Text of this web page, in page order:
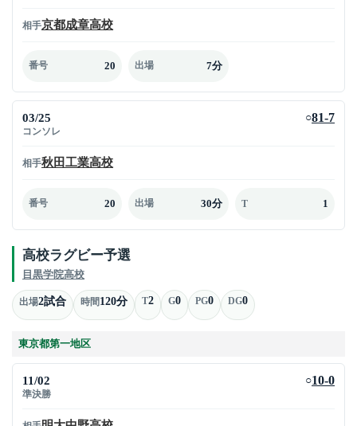
相手京都成章高校
番号 20 出場 7分
03/25
コンソレ
○81-7
相手秋田工業高校
番号 20 出場 30分 T 1
高校ラグビー予選
目黒学院高校
出場2試合 時間120分 T2 G0 PG0 DG0
東京都第一地区
11/02
準決勝
○10-0